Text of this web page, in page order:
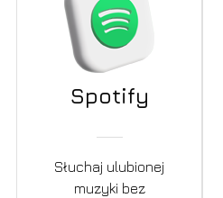
Spotify
Słuchaj ulubionej
muzyki bez